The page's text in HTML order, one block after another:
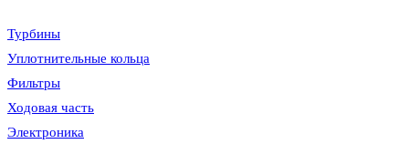
Турбины
Уплотнительные кольца
Фильтры
Ходовая часть
Электроника